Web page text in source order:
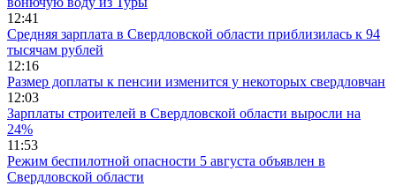
12:41
Средняя зарплата в Свердловской области приблизилась к 94
тысячам рублей
12:16
Размер доплаты к пенсии изменится у некоторых свердловчан
12:03
Зарплаты строителей в Свердловской области выросли на
24%
11:53
Режим беспилотной опасности 5 августа объявлен в
Свердловской области